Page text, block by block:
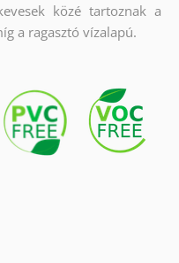
közé tartoznak a
a ragasztó vízalapú.